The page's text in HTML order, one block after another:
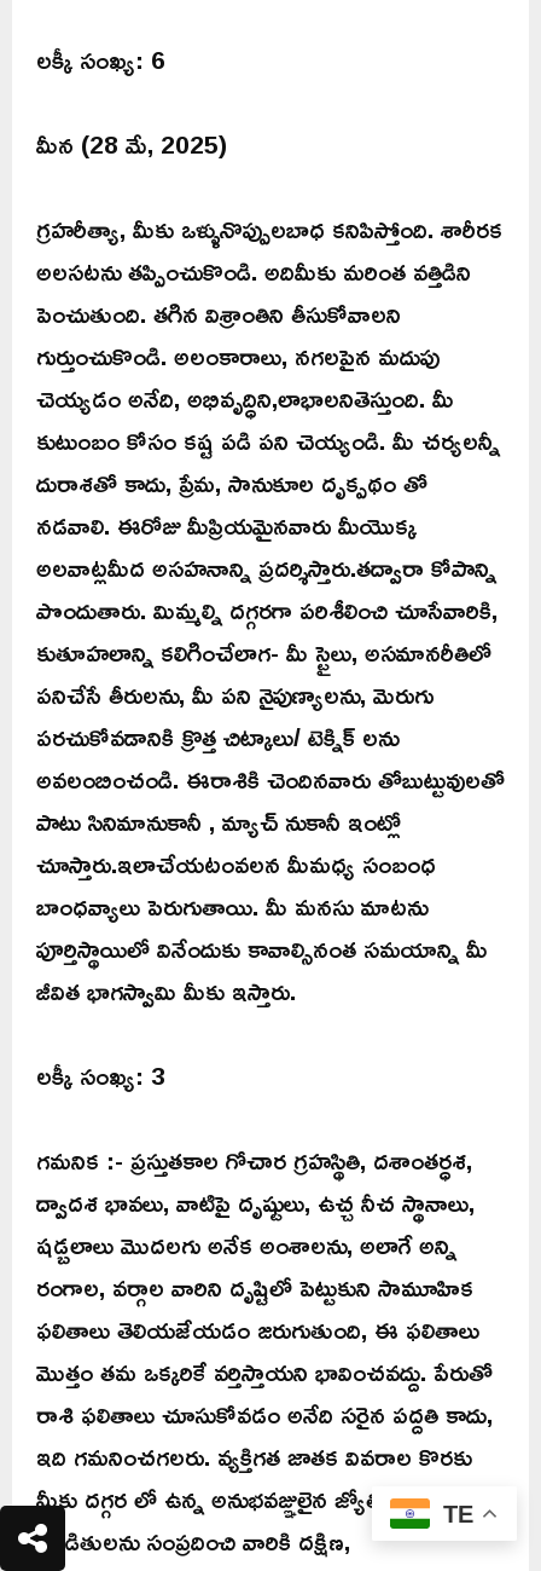
లక్కీ సంఖ్య: 6
మీన (28 మే, 2025)
గ్రహరీత్యా, మీకు ఒళ్ళునొప్పులబాధ కనిపిస్తోంది. శారీరక
అలసటను తప్పించుకొండి. అదిమీకు మరింత వత్తిడిని
పెంచుతుంది. తగిన విశ్రాంతిని తీసుకోవాలని
గుర్తుంచుకొండి. అలంకారాలు, నగలపైన మదుపు
చెయ్యడం అనేది, అభివృద్ధిని,లాభాలనితెస్తుంది. మీ
కుటుంబం కోసం కష్ట పడి పని చెయ్యండి. మీ చర్యలన్నీ
దురాశతో కాదు, ప్రేమ, సానుకూల దృక్పథం తో
నడవాలి. ఈరోజు మీప్రియమైనవారు మీయొక్క
అలవాట్లమీద అసహనాన్ని ప్రదర్శిస్తారు.తద్వారా కోపాన్ని
పొందుతారు. మిమ్మల్ని దగ్గరగా పరిశీలించి చూసేవారికి,
కుతూహలాన్ని కలిగించేలాగ- మీ స్టైలు, అసమానరీతిలో
పనిచేసే తీరులను, మీ పని నైపుణ్యాలను, మెరుగు
పరచుకోవడానికి క్రొత్త చిట్కాలు/ టెక్నిక్ లను
అవలంబించండి. ఈరాశికి చెందినవారు తోబుట్టువులతో
పాటు సినిమానుకానీ , మ్యాచ్ నుకానీ ఇంట్లో
చూస్తారు.ఇలాచేయటంవలన మీమధ్య సంబంధ
బాంధవ్యాలు పెరుగుతాయి. మీ మనసు మాటను
పూర్తిస్థాయిలో వినేందుకు కావాల్సినంత సమయాన్ని మీ
జీవిత భాగస్వామి మీకు ఇస్తారు.
లక్కీ సంఖ్య: 3
గమనిక :- ప్రస్తుతకాల గోచార గ్రహస్థితి, దశాంతర్ధశ,
ద్వాదశ భావలు, వాటిపై దృష్టులు, ఉచ్చ నీచ స్థానాలు,
షడ్బలాలు మొదలగు అనేక అంశాలను, అలాగే అన్ని
రంగాల, వర్గాల వారిని దృష్టిలో పెట్టుకుని సామూహిక
ఫలితాలు తెలియజేయడం జరుగుతుంది, ఈ ఫలితాలు
మొత్తం తమ ఒక్కరికే వర్తిస్తాయని భావించవద్దు. పేరుతో
రాశి ఫలితాలు చూసుకోవడం అనేది సరైన పద్దతి కాదు,
ఇది గమనించగలరు. వ్యక్తిగత జాతక వివరాల కొరకు
మీకు దగ్గర లో ఉన్న అనుభవజ్ఞులైన జ్యోతిష
పండితులను సంప్రదించి వారికి దక్షిణ,
TE